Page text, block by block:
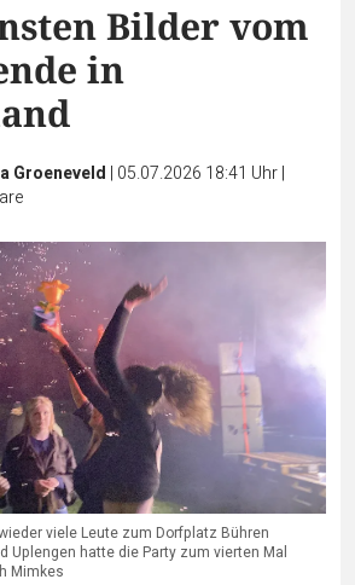
Bilder vom
in
Groeneveld | 05.07.2026 18:41 Uhr|
viele Leute zum Dorfplatz Bühren
Uplengen hatte die Party zum vierten Mal
Mimkes